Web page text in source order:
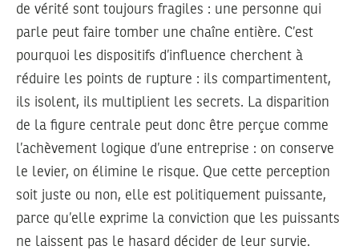
de vérité sont toujours fragiles : une personne qui
parle peut faire tomber une chaîne entière. C’est
pourquoi les dispositifs d’influence cherchent à
réduire les points de rupture : ils compartimentent,
ils isolent, ils multiplient les secrets. La disparition
de la figure centrale peut donc être perçue comme
l’achèvement logique d’une entreprise : on conserve
le levier, on élimine le risque. Que cette perception
soit juste ou non, elle est politiquement puissante,
parce qu’elle exprime la conviction que les puissants
ne laissent pas le hasard décider de leur survie.